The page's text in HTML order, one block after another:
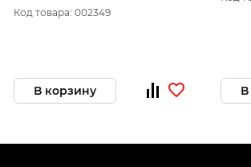
Код товара: 002349
В корзину В